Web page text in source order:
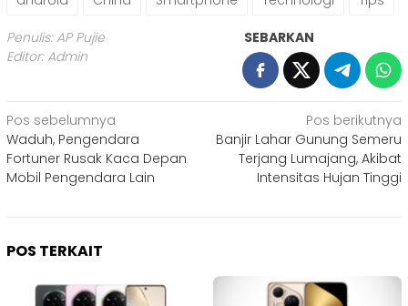
Penulis: AP Pujie
Editor: Admin
SEBARKAN
Navigasi
pos
Pos sebelumnya
Waduh, Pengendara
Fortuner Rusak Kaca Depan
Mobil Pengendara Lain
Pos berikutnya
Banjir Lahar Gunung Semeru
Terjang Lumajang, Akibat
Intensitas Hujan Tinggi
POS TERKAIT